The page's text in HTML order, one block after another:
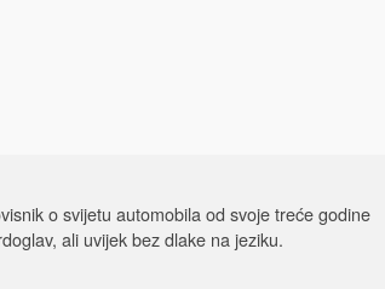
o svijetu automobila od svoje treće godine
ali uvijek bez dlake na jeziku.